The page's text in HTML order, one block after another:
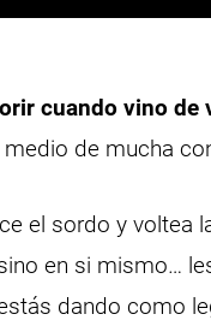
cuando vino
de mucha
el sordo y voltea
en si mismo…
dando como